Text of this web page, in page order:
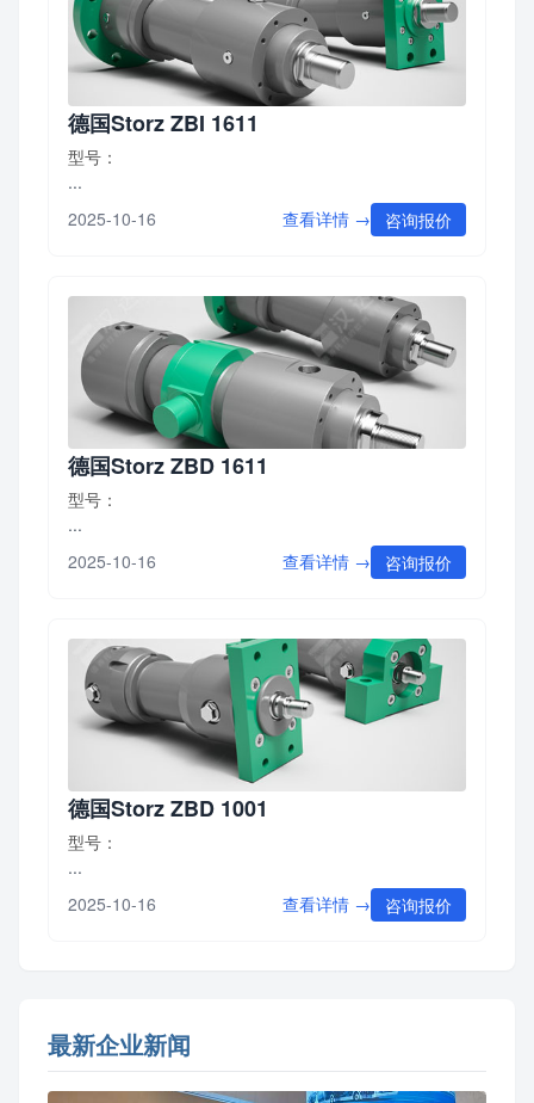
德国Storz ZBI 1611
型号：
...
2025-10-16
查看详情 → 咨询报价
德国Storz ZBD 1611
型号：
...
2025-10-16
查看详情 → 咨询报价
德国Storz ZBD 1001
型号：
...
2025-10-16
查看详情 → 咨询报价
最新企业新闻